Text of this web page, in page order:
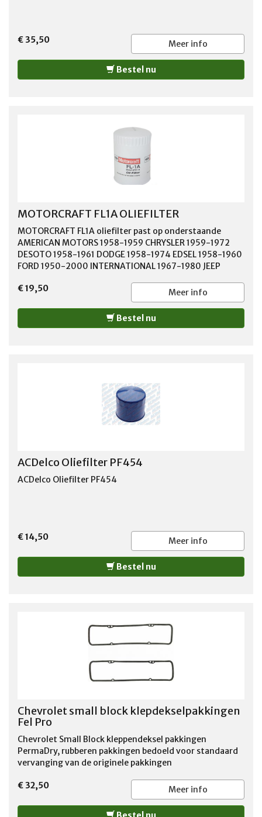
€ 35,50 Meer info
Bestel nu
MOTORCRAFT FL1A OLIEFILTER
MOTORCRAFT FL1A oliefilter past op onderstaande
AMERICAN MOTORS 1958-1959 CHRYSLER 1959-1972
DESOTO 1958-1961 DODGE 1958-1974 EDSEL 1958-1960
FORD 1950-2000 INTERNATIONAL 1967-1980 JEEP
MERCURY 1958-2001 PLYMOUTH 1958-1974
€ 19,50 Meer info
Bestel nu
ACDelco Oliefilter PF454
ACDelco Oliefilter PF454
€ 14,50 Meer info
Bestel nu
Chevrolet small block klepdekselpakkingen
Fel Pro
Chevrolet Small Block kleppendeksel pakkingen
PermaDry, rubberen pakkingen bedoeld voor standaard
vervanging van de originele pakkingen
€ 32,50 Meer info